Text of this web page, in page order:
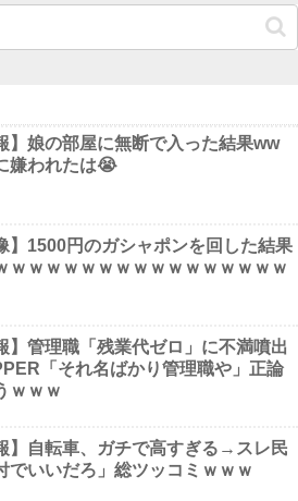
、総額43億円超「注文したことで欲求
ｗｗｗｗｗｗｗｗｗｗｗｗｗｗｗｗｗｗ
題、性加害した番組出演者が衝撃告白！
」が全巻100円ｗｗｗｗｗｗｗｗｗ
妊娠中でも露出多めのドレス、これノー
いう"恵体メロン"お姉さん(35)を指名し
垣美里(35)さん、パンッパンの乳房がエ
互RSS
】娘の部屋に無断で入った結果ww
嫌われたは😭
】1500円のガシャポンを回した結果
ｗｗｗｗｗｗｗｗｗｗｗｗｗｗｗｗ
】管理職「残業代ゼロ」に不満噴出
「それ名ばかり管理職や」正論
ｗｗｗ
】自転車、ガチで高すぎる→スレ民
でいいだろ」総ツッコミｗｗｗ